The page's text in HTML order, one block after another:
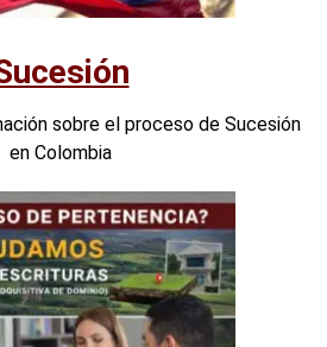
sobre el proceso de Sucesión
en Colombia